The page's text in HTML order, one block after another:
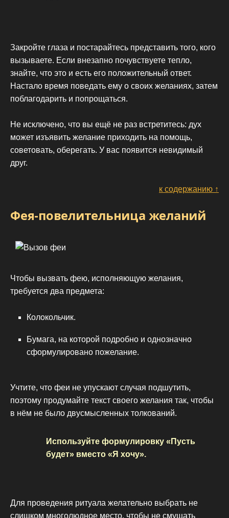
Закройте глаза и постарайтесь представить того, кого
вызываете. Если внезапно почувствуете тепло,
знайте, что это и есть его положительный ответ.
Настало время поведать ему о своих желаниях, затем
поблагодарить и попрощаться.
Не исключено, что вы ещё не раз встретитесь: дух
может изъявить желание приходить на помощь,
советовать, оберегать. У вас появится невидимый
друг.
к содержанию ↑
Фея-повелительница желаний
Чтобы вызвать фею, исполняющую желания,
требуется два предмета:
Колокольчик.
Бумага, на которой подробно и однозначно
сформулировано пожелание.
Учтите, что феи не упускают случая подшутить,
поэтому продумайте текст своего желания так, чтобы
в нём не было двусмысленных толкований.
Используйте формулировку «Пусть
будет» вместо «Я хочу».
Для проведения ритуала желательно выбрать не
слишком многолюдное место, чтобы не смущать